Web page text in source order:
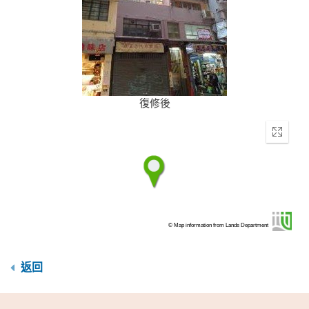
復修後
Enter
© Map information from Lands Department
返回